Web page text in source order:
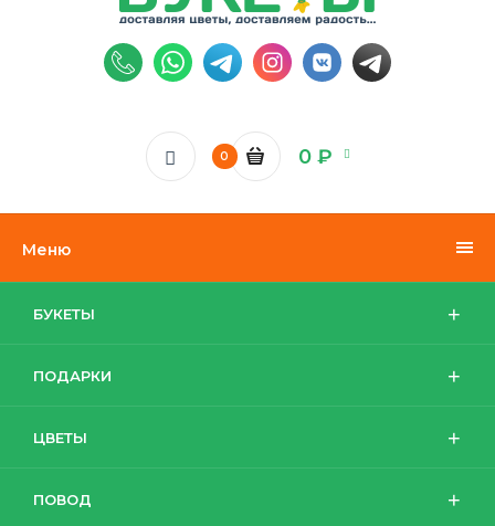
0 0 ₽
Меню
БУКЕТЫ
ПОДАРКИ
ЦВЕТЫ
ПОВОД